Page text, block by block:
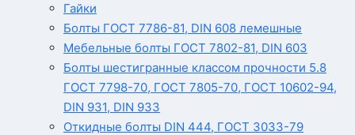
Гайки
Болты ГОСТ 7786-81, DIN 608 лемешные
Мебельные болты ГОСТ 7802-81, DIN 603
Болты шестигранные классом прочности 5.8
ГОСТ 7798-70, ГОСТ 7805-70, ГОСТ 10602-94,
DIN 931, DIN 933
Откидные болты DIN 444, ГОСТ 3033-79